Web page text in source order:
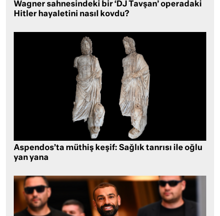
Wagner sahnesindeki bir ‘DJ Tavşan’ operadaki
Hitler hayaletini nasıl kovdu?
Aspendos’ta müthiş keşif: Sağlık tanrısı ile oğlu
yan yana